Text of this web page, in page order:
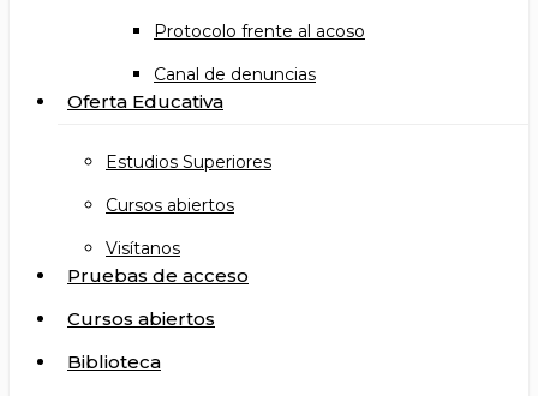
Protocolo frente al acoso
Canal de denuncias
Oferta Educativa
Estudios Superiores
Cursos abiertos
Visítanos
Pruebas de acceso
Cursos abiertos
Biblioteca